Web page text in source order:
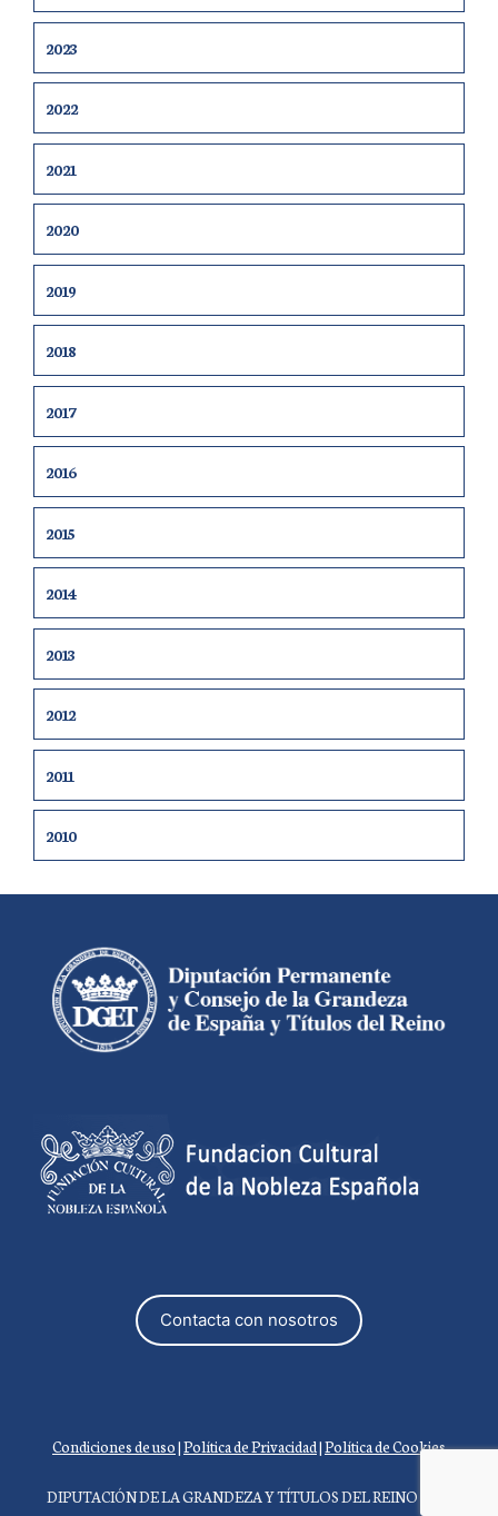
2023
2022
2021
2020
2019
2018
2017
2016
2015
2014
2013
2012
2011
2010
Contacta con nosotros
Condiciones de uso|Política de Privacidad|Política de Cookies
DIPUTACIÓN DE LA GRANDEZA Y TÍTULOS DEL REINO 2026